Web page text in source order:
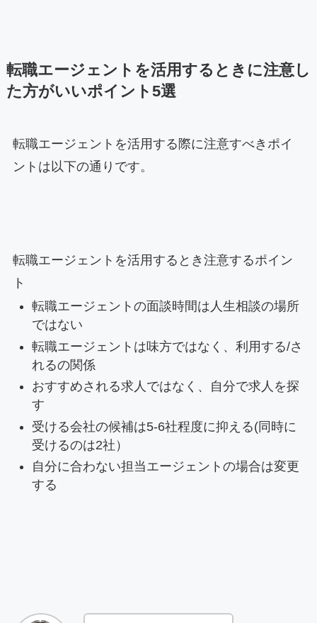
転職エージェントを活用するときに注意し
た方がいいポイント5選
転職エージェントを活用する際に注意すべきポイ
ントは以下の通りです。
転職エージェントを活用するとき注意するポイン
ト
転職エージェントの面談時間は人生相談の場所
ではない
転職エージェントは味方ではなく、利用する/さ
れるの関係
おすすめされる求人ではなく、自分で求人を探
す
受ける会社の候補は5-6社程度に抑える(同時に
受けるのは2社）
自分に合わない担当エージェントの場合は変更
する